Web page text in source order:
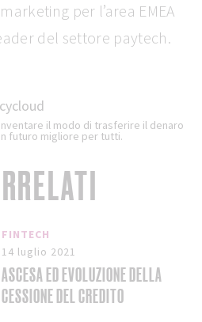
per l’area EMEA
del settore paytech.
il modo di trasferire il denaro
futuro migliore per tutti.
FINTECH
14 luglio 2021
ASCESA ED EVOLUZIONE DELLA
CESSIONE DEL CREDITO